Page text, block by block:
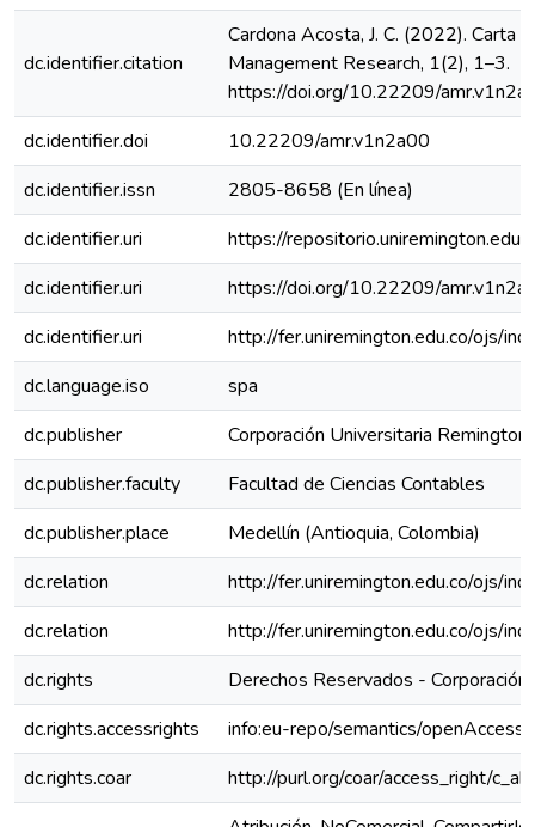
dc.identifier.citation
Cardona Acosta, J. C. (2022). Carta
Management Research, 1(2), 1–3.
https://doi.org/10.22209/
dc.identifier.doi
10.22209/amr.v1n2a00
dc.identifier.issn
2805-8658 (En línea)
dc.identifier.uri
https://
dc.identifier.uri
https://doi.org/10.22209/
dc.identifier.uri
http://fer.uniremington.edu.co/ojs/
dc.language.iso
spa
dc.publisher
Corporación Universitaria Remington
dc.publisher.faculty
Facultad de Ciencias Contables
dc.publisher.place
Medellín (Antioquia, Colombia)
dc.relation
http://fer.uniremington.edu.co/ojs/
dc.relation
http://fer.uniremington.edu.co/ojs/
dc.rights
Derechos Reservados -
dc.rights.accessrights
info:eu-repo/semantics/openAccess
dc.rights.coar
http://purl.org/coar/access_right/